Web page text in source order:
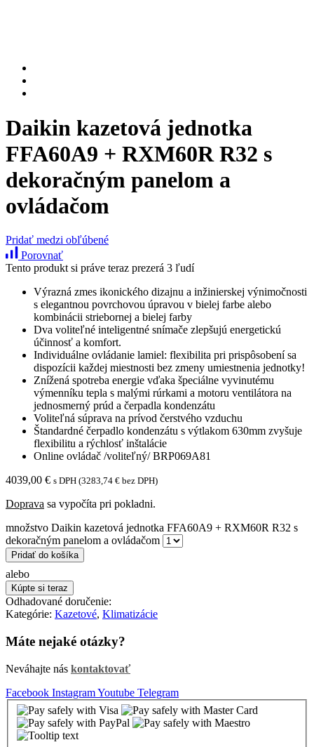
Daikin kazetová jednotka
FFA60A9 + RXM60R R32 s
dekoračným panelom a
ovládačom
Pridať medzi obľúbené
Porovnať
Tento produkt si práve teraz prezerá 3 ľudí
Výrazná zmes ikonického dizajnu a inžinierskej výnimočnosti
s elegantnou povrchovou úpravou v bielej farbe alebo
kombinácii striebornej a bielej farby
Dva voliteľné inteligentné snímače zlepšujú energetickú
účinnosť a komfort.
Individuálne ovládanie lamiel: flexibilita pri prispôsobení sa
dispozícii každej miestnosti bez zmeny umiestnenia jednotky!
Znížená spotreba energie vďaka špeciálne vyvinutému
výmenníku tepla s malými rúrkami a motoru ventilátora na
jednosmerný prúd a čerpadla kondenzátu
Voliteľná súprava na prívod čerstvého vzduchu
Štandardné čerpadlo kondenzátu s výtlakom 630mm zvyšuje
flexibilitu a rýchlosť inštalácie
Online ovládač /voliteľný/ BRP069A81
4039,00 € s DPH (3283,74 € bez DPH)
Doprava sa vypočíta pri pokladni.
množstvo Daikin kazetová jednotka FFA60A9 + RXM60R R32 s
dekoračným panelom a ovládačom
Pridať do košíka
alebo
Kúpte si teraz
Odhadované doručenie:
Kategórie: Kazetové, Klimatizácie
Máte nejaké otázky?
Neváhajte nás kontaktovať
Facebook InstagramYoutube Telegram